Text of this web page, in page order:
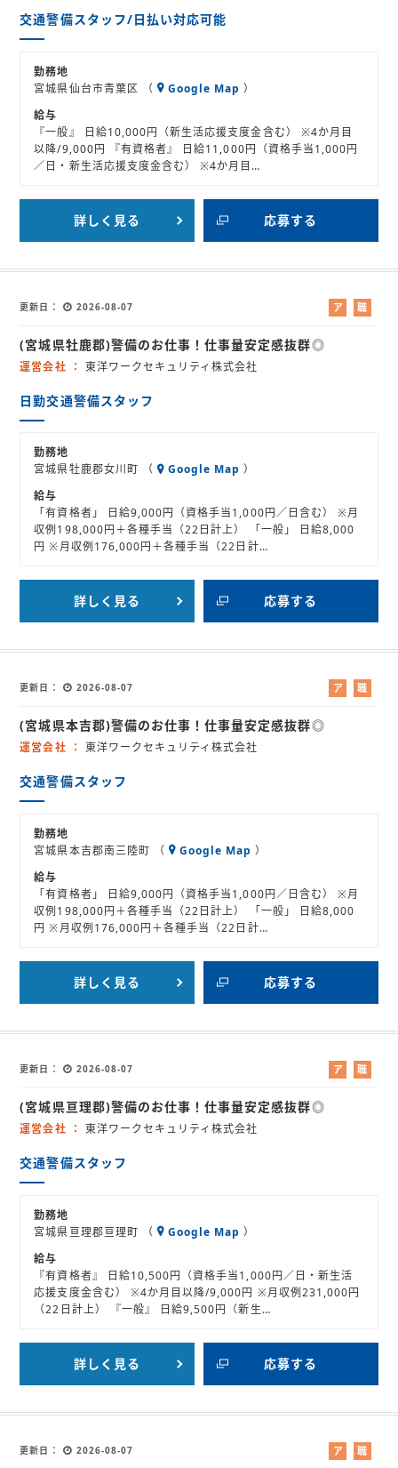
交通警備スタッフ/日払い対応可能
勤務地
宮城県仙台市青葉区 （
Google Map ）
給与
『一般』 日給10,000円（新生活応援支度金含む） ※4か月目
以降/9,000円 『有資格者』 日給11,000円（資格手当1,000円
／日・新生活応援支度金含む） ※4か月目…
詳しく見る 応募する
更新日 2026-08-07
ア
職
(宮城県牡鹿郡)警備のお仕事！仕事量安定感抜群◎
運営会社 東洋ワークセキュリティ株式会社
日勤交通警備スタッフ
勤務地
宮城県牡鹿郡女川町 （
Google Map ）
給与
「有資格者」 日給9,000円（資格手当1,000円／日含む） ※月
収例198,000円＋各種手当（22日計上） 「一般」 日給8,000
円 ※月収例176,000円＋各種手当（22日計…
詳しく見る 応募する
更新日 2026-08-07
ア
職
(宮城県本吉郡)警備のお仕事！仕事量安定感抜群◎
運営会社 東洋ワークセキュリティ株式会社
交通警備スタッフ
勤務地
宮城県本吉郡南三陸町 （
Google Map ）
給与
「有資格者」 日給9,000円（資格手当1,000円／日含む） ※月
収例198,000円＋各種手当（22日計上） 「一般」 日給8,000
円 ※月収例176,000円＋各種手当（22日計…
詳しく見る 応募する
更新日 2026-08-07
ア
職
(宮城県亘理郡)警備のお仕事！仕事量安定感抜群◎
運営会社 東洋ワークセキュリティ株式会社
交通警備スタッフ
勤務地
宮城県亘理郡亘理町 （
Google Map ）
給与
『有資格者』 日給10,500円（資格手当1,000円／日・新生活
応援支度金含む） ※4か月目以降/9,000円 ※月収例231,000円
（22日計上） 『一般』 日給9,500円（新生…
詳しく見る 応募する
更新日 2026-08-07
ア
職